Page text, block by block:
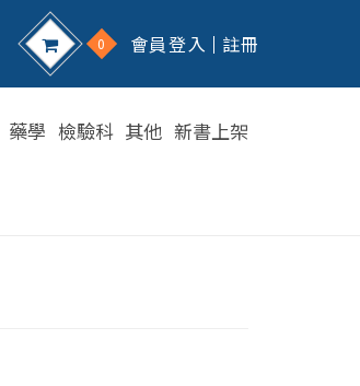
0 會員登入 註冊
藥學 檢驗科 其他 新書上架